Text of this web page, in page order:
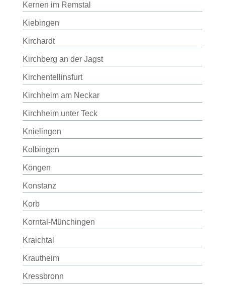
Kernen im Remstal
Kiebingen
Kirchardt
Kirchberg an der Jagst
Kirchentellinsfurt
Kirchheim am Neckar
Kirchheim unter Teck
Knielingen
Kolbingen
Köngen
Konstanz
Korb
Korntal-Münchingen
Kraichtal
Krautheim
Kressbronn